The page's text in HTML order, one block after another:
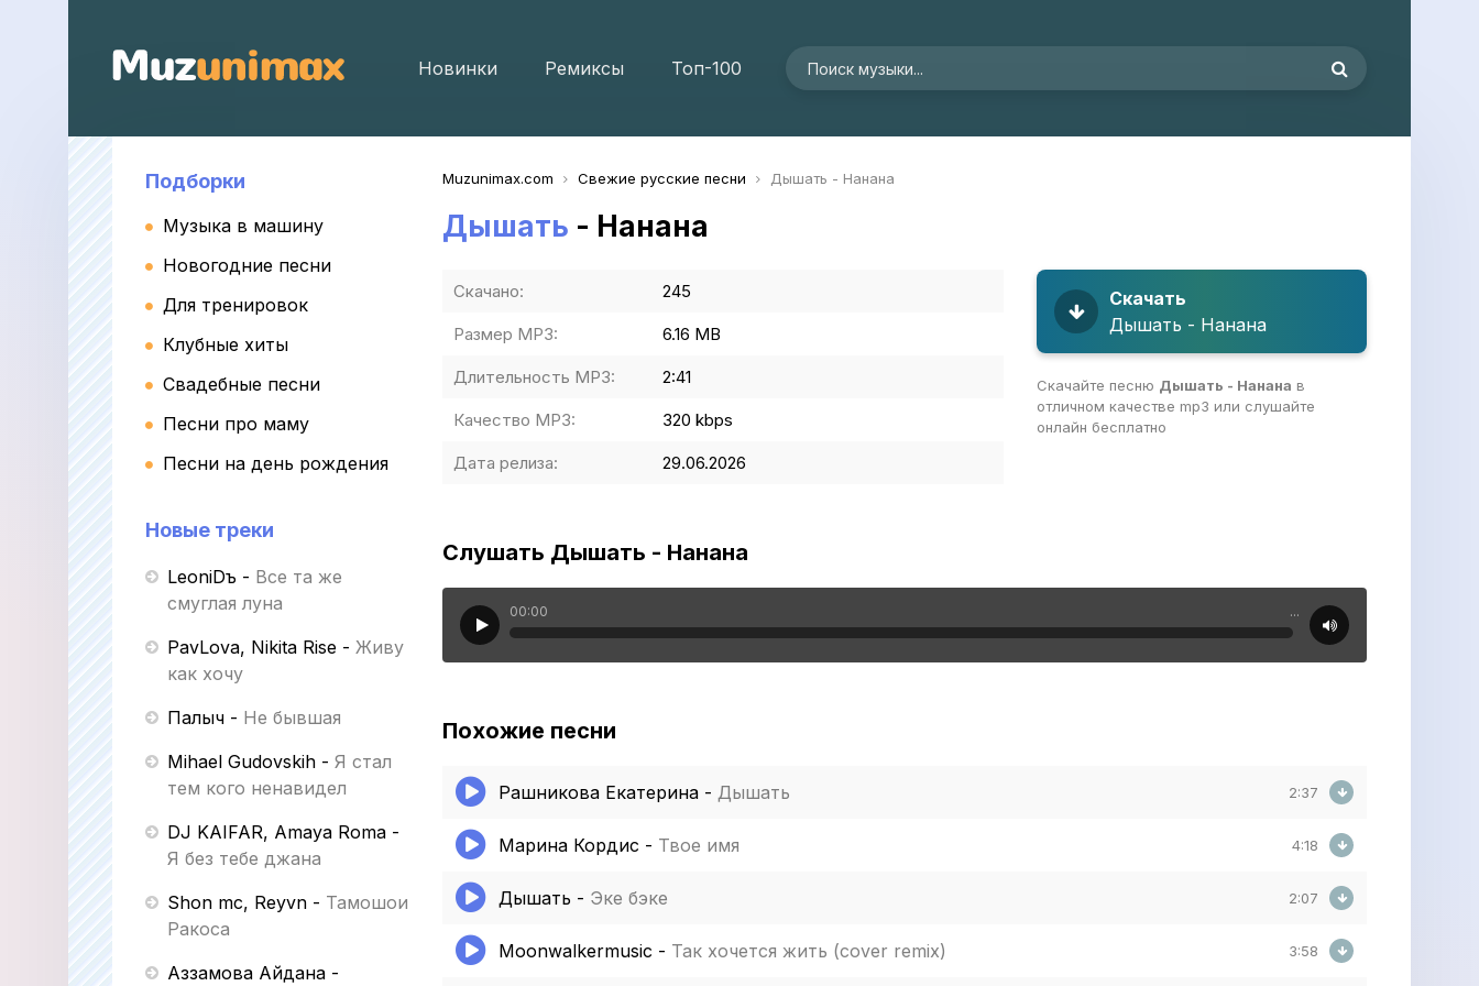
Новинки Ремиксы Топ-100
Подборки
Музыка в машину
Новогодние песни
Для тренировок
Клубные хиты
Свадебные песни
Песни про маму
Песни на день рождения
Новые треки
LeoniDъ - Все та же
смуглая луна
PavLova, Nikita Rise - Живу
как хочу
Палыч - Не бывшая
Mihael Gudovskih - Я стал
тем кого ненавидел
DJ KAIFAR, Amaya Roma -
Я без тебе джана
Shon mc, Reyvn - Тамошои
Ракоса
Аззамова Айдана -
Muzunimax.com Свежие русские песни Дышать - Нанана
Дышать - Нанана
Скачано: 245
Размер MP3: 6.16 MB
Длительность MP3: 2:41
Качество MP3: 320 kbps
Дата релиза: 29.06.2026
Скачать
Дышать - Нанана
Скачайте песню Дышать - Нанана в
отличном качестве mp3 или слушайте
онлайн бесплатно
Слушать Дышать - Нанана
00:00 ...
Похожие песни
Рашникова Екатерина - Дышать 2:37
Марина Кордис - Твое имя 4:18
Дышать - Эке бэке 2:07
Moonwalkermusic - Так хочется жить (cover remix) 3:58